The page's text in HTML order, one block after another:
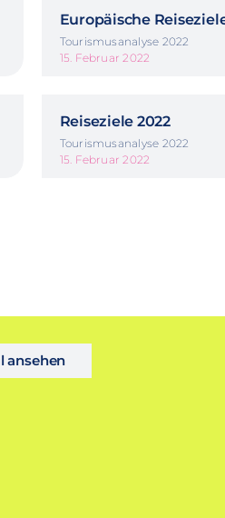
Europäische
Tourismusanalyse 2022
15. Februar 2022
Reiseziele 2022
Tourismusanalyse 2022
15. Februar 2022
ansehen